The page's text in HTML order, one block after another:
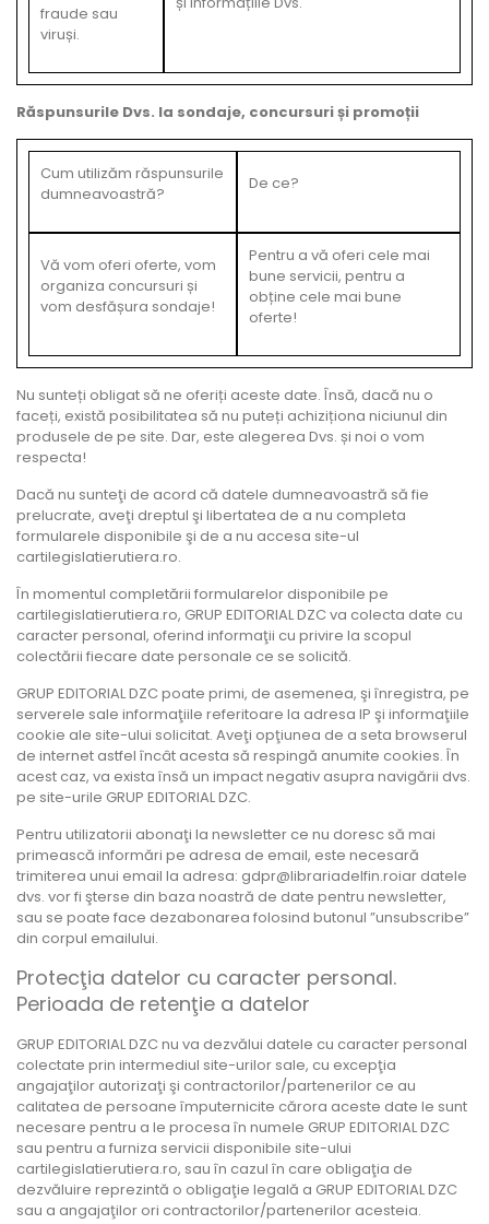
fraude sau
viruși.
Răspunsurile Dvs. la sondaje, concursuri și promoții
Cum utilizăm răspunsurile
dumneavoastră?
De ce?
Vă vom oferi oferte, vom
organiza concursuri și
vom desfășura sondaje!
Pentru a vă oferi cele mai
bune servicii, pentru a
obține cele mai bune
oferte!
Nu sunteți obligat să ne oferiți aceste date. Însă, dacă nu o
faceți, există posibilitatea să nu puteți achiziționa niciunul din
produsele de pe site. Dar, este alegerea Dvs. și noi o vom
respecta!
Dacă nu sunteţi de acord că datele dumneavoastră să fie
prelucrate, aveţi dreptul şi libertatea de a nu completa
formularele disponibile şi de a nu accesa site-ul
cartilegislatierutiera.ro.
În momentul completării formularelor disponibile pe
cartilegislatierutiera.ro, GRUP EDITORIAL DZC va colecta date cu
caracter personal, oferind informaţii cu privire la scopul
colectării fiecare date personale ce se solicită.
GRUP EDITORIAL DZC poate primi, de asemenea, şi înregistra, pe
serverele sale informaţiile referitoare la adresa IP şi informaţiile
cookie ale site-ului solicitat. Aveţi opţiunea de a seta browserul
de internet astfel încât acesta să respingă anumite cookies. În
acest caz, va exista însă un impact negativ asupra navigării dvs.
pe site-urile GRUP EDITORIAL DZC.
Pentru utilizatorii abonaţi la newsletter ce nu doresc să mai
primească informări pe adresa de email, este necesară
trimiterea unui email la adresa: gdpr@librariadelfin.roiar datele
dvs. vor fi şterse din baza noastră de date pentru newsletter,
sau se poate face dezabonarea folosind butonul ”unsubscribe”
din corpul emailului.
Protecţia datelor cu caracter personal.
Perioada de retenţie a datelor
GRUP EDITORIAL DZC nu va dezvălui datele cu caracter personal
colectate prin intermediul site-urilor sale, cu excepţia
angajaţilor autorizaţi şi contractorilor/partenerilor ce au
calitatea de persoane împuternicite cărora aceste date le sunt
necesare pentru a le procesa în numele GRUP EDITORIAL DZC
sau pentru a furniza servicii disponibile site-ului
cartilegislatierutiera.ro, sau în cazul în care obligaţia de
dezvăluire reprezintă o obligaţie legală a GRUP EDITORIAL DZC
sau a angajaţilor ori contractorilor/partenerilor acesteia.